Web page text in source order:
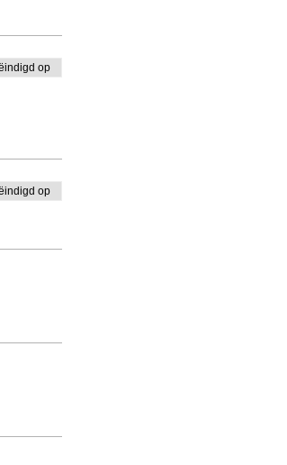
op
op